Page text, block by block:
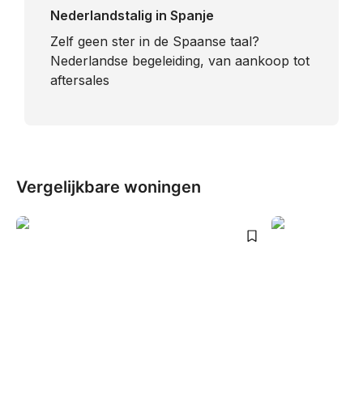
Nederlandstalig in Spanje
​Zelf geen ster in de Spaanse taal?
Nederlandse begeleiding, van aankoop tot
aftersales
Vergelijkbare woningen